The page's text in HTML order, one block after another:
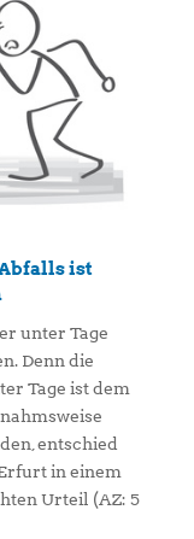
ist
unter Tage
Denn die
Tage ist dem
entschied
in einem
Urteil (AZ: 5